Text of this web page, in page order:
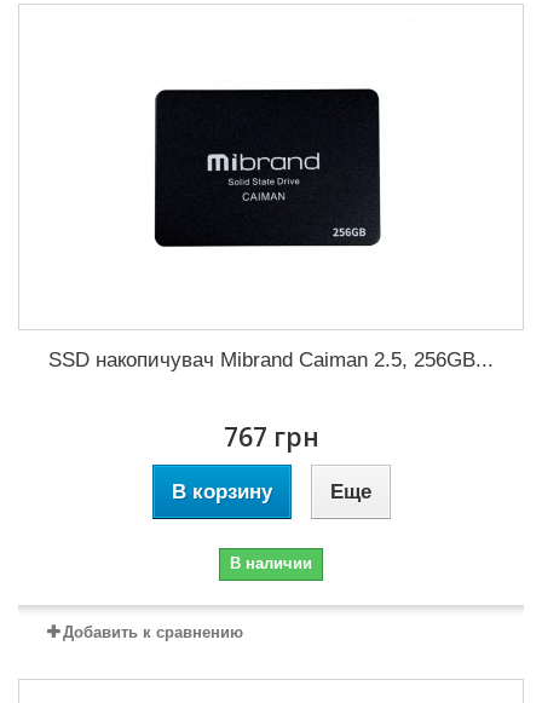
SSD накопичувач Mibrand Caiman 2.5, 256GB...
767 грн
В корзину Еще
В наличии
Добавить к сравнению